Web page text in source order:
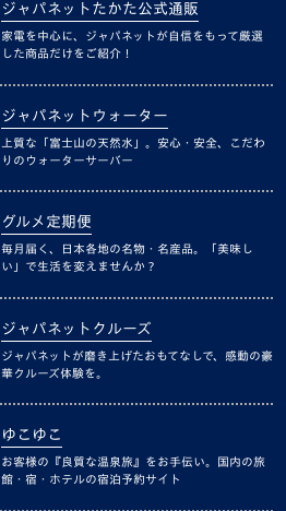
ジャパネットたかた公式通販
家電を中心に、ジャパネットが自信をもって厳選
した商品だけをご紹介！
ジャパネットウォーター
上質な「富士山の天然水」。安心・安全、こだわ
りのウォーターサーバー
グルメ定期便
毎月届く、日本各地の名物・名産品。「美味し
い」で生活を変えませんか？
ジャパネットクルーズ
ジャパネットが磨き上げたおもてなしで、感動の豪
華クルーズ体験を。
ゆこゆこ
お客様の『良質な温泉旅』をお手伝い。国内の旅
館・宿・ホテルの宿泊予約サイト